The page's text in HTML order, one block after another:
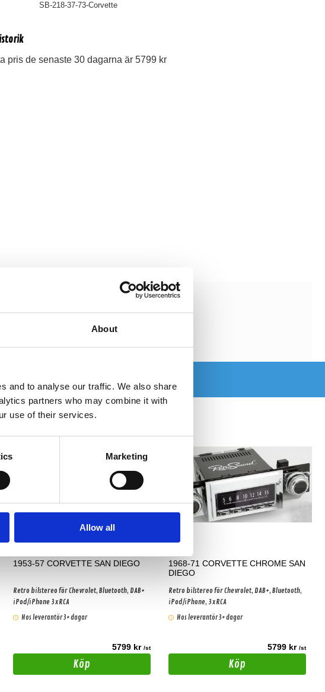
About
and to analyse our traffic. We also share
partners who may combine it with
use of their services.
Marketing
Allow all
SB-218-37-73-Corvette
pris de senaste 30 dagarna är 5799 kr
1953-57 CORVETTE SAN DIEGO
Retro bilstereo för Chevrolet, Bluetooth, DAB+
iPod/iPhone 3xRCA
Hos leverantör 3+ dagar
5799 kr /st
Köp
1968-71 CORVETTE CHROME SAN
DIEGO
Retro bilstereo för Chevrolet, DAB+, Bluetooth,
iPod/iPhone, 3xRCA
Hos leverantör 3+ dagar
5799 kr /st
Köp